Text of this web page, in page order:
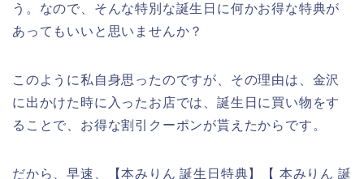
う。なので、そんな特別な誕生日に何かお得な特典が
あってもいいと思いませんか？
このように私自身思ったのですが、その理由は、金沢
に出かけた時に入ったお店では、誕生日に買い物をす
ることで、お得な割引クーポンが貰えたからです。
だから、早速、【本みりん 誕生日特典】【 本みりん 誕